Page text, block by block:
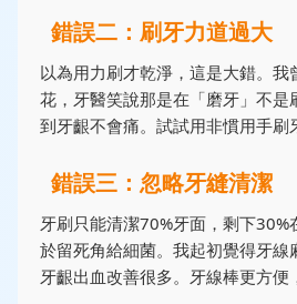
錯誤二：刷牙力道過大
以為用力刷才乾淨，這是大錯。我
花，牙醫笑說那是在「磨牙」不是
到牙齦不會痛。試試用非慣用手刷
錯誤三：忽略牙縫清潔
牙刷只能清潔70%牙面，剩下
於留死角給細菌。我起初覺得牙線
牙齦出血改善很多。牙線棒更方便